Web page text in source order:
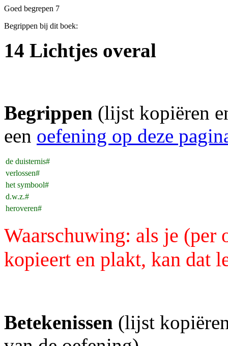
Goed begrepen 7
Begrippen bij dit boek:
14 Lichtjes overal
Begrippen (lijst kopiëren
een oefening op deze
de duisternis#
verlossen#
het symbool#
d.w.z.#
heroveren#
Waarschuwing: als je (per
kopieert en plakt, kan dat
Betekenissen (lijst